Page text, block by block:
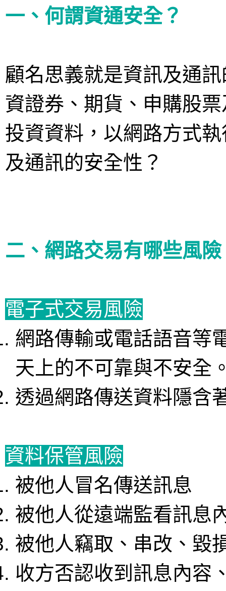
一、何謂資通安全？
顧名思義就是資訊及通
資證券、期貨、申購股
投資資料，以網路方式
及通訊的安全性？
二、網路交易有哪些風險
電子式交易風險
網路傳輸或電話語音等
天上的不可靠與不安全
透過網路傳送資料隱含
資料保管風險
被他人冒名傳送訊息
被他人從遠端監看訊息
被他人竊取、串改、毀
收方否認收到訊息內容